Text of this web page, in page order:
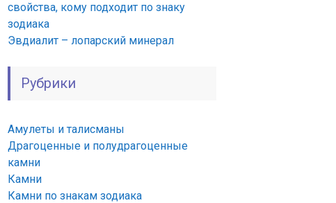
свойства, кому подходит по знаку
зодиака
Эвдиалит – лопарский минерал
Рубрики
Амулеты и талисманы
Драгоценные и полудрагоценные
камни
Камни
Камни по знакам зодиака